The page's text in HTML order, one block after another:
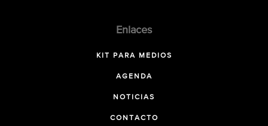
Enlaces
KIT PARA MEDIOS
AGENDA
NOTICIAS
CONTACTO